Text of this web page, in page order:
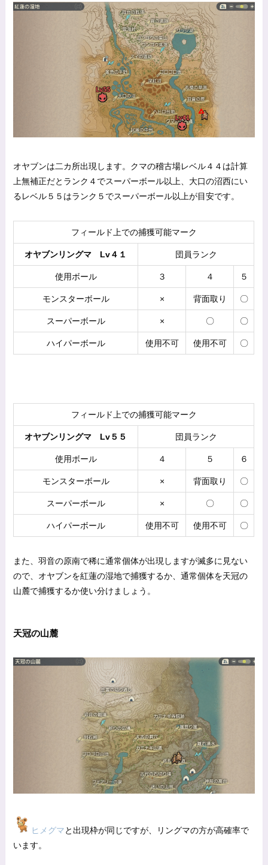
オヤブンは二カ所出現します。クマの稽古場レベル４４は計算
上無補正だとランク４でスーパーボール以上、大口の沼西にい
るレベル５５はランク５でスーパーボール以上が目安です。
フィールド上での捕獲可能マーク
オヤブンリングマ Lv４１ 団員ランク
使用ボール ３ ４ ５
モンスターボール × 背面取り 〇
スーパーボール × 〇 〇
ハイパーボール 使用不可 使用不可 〇
フィールド上での捕獲可能マーク
オヤブンリングマ Lv５５ 団員ランク
使用ボール ４ ５ ６
モンスターボール × 背面取り 〇
スーパーボール × 〇 〇
ハイパーボール 使用不可 使用不可 〇
また、羽音の原南で稀に通常個体が出現しますが滅多に見ない
ので、オヤブンを紅蓮の湿地で捕獲するか、通常個体を天冠の
山麓で捕獲するか使い分けましょう。
天冠の山麓
ヒメグマと出現枠が同じですが、リングマの方が高確率で
います。